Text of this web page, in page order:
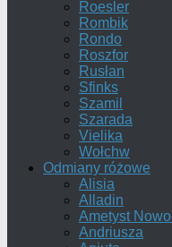
Roesler
Rombik
Rondo
Roszfor
Rusłan
Sfinks
Szamil
Szarada
Vielika
Wołchw
Odmiany różowe
Alisia
Alladin
Ametyst
Andriusza